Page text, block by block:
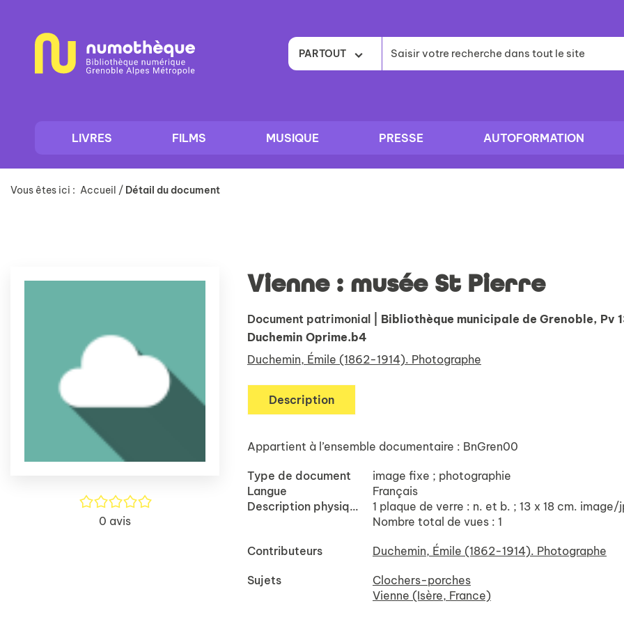
contenu
PARTOUT
LIVRES FILMS MUSIQUE PRESSE AUTOFORMATION
Vous êtes ici : Accueil / Détail du document
/5
0 avis
Vienne : musée St Pierre
Document patrimonial
| Bibliothèque municipale de Grenoble, Pv
Duchemin Oprime.b4
Duchemin, Émile (1862-1914). Photographe
Description
Appartient à l’ensemble documentaire : BnGren00
Type de document
image fixe ; photographie
Langue
Français
Description physique
1 plaque de verre : n. et b. ; 13 x 18 cm. image/
Nombre total de vues : 1
Contributeurs Duchemin, Émile (1862-1914). Photographe
Sujets
Clochers-porches
Vienne (Isère, France)